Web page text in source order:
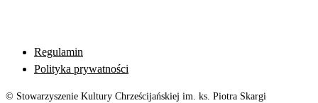
Regulamin
Polityka prywatności
© Stowarzyszenie Kultury Chrześcijańskiej im. ks. Piotra Skargi